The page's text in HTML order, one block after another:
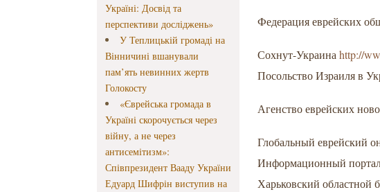
Україні: Досвід та
перспективи досліджень»
У Теплицькій громаді на
Вінничині вшанували
пам’ять невинних жертв
Голокосту
«Єврейська громада в
Україні скорочується через
війну, а не через
антисемітизм»:
Співпрезидент Вааду України
Едуард Шифрін виступив на
Федерация еврейских
Сохнут-Украинаhttp://
Посольство Израиля в
Агенство еврейских
Глобальный еврейский
Информационный
Харьковский